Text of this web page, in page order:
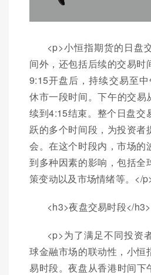
<p>小恒指期货的日盘
间外，还包括后续的交易时
9:15开盘后，持续交易至
休市一段时间。下午的交易
续到4:15结束。整个日盘交
跃的多个时间段，为投资者
会。在这个时段内，市场的
到多种因素的影响，包括全
策变动以及市场情绪等。</
<h3>夜盘交易时段</h3>
<p>为了满足不同投资
球金融市场的联动性，小恒
易时段。夜盘从香港时间下